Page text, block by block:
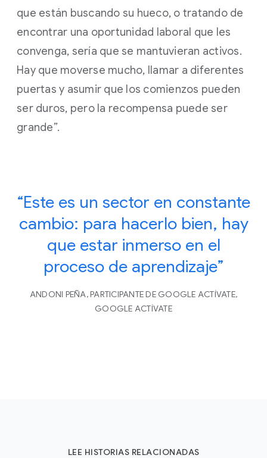
que están buscando su hueco, o tratando de
encontrar una oportunidad laboral que les
convenga, sería que se mantuvieran activos.
Hay que moverse mucho, llamar a diferentes
puertas y asumir que los comienzos pueden
ser duros, pero la recompensa puede ser
grande”.
“Este es un sector en constante
cambio: para hacerlo bien, hay
que estar inmerso en el
proceso de aprendizaje”
ANDONI PEÑA, PARTICIPANTE DE GOOGLE ACTÍVATE,
GOOGLE ACTÍVATE
LEE HISTORIAS RELACIONADAS